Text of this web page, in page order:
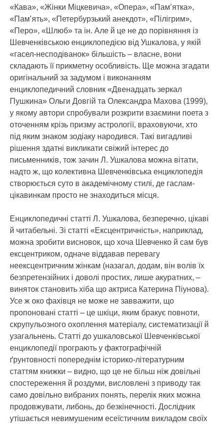
«Кава», «Жінки Міцкевича», «Опера», «Пам’ятка»,
«Пам’ять», «Петербурзький анекдот», «Пілігрим»,
«Перо», «Шлюб» та ін. Але й це не до порівняння із
Шевченківською енциклопедією від Ушкалова, у якій
«гасел-несподіванок» більшість – власне, вони
складають її прикметну особливість. Ще можна згадати
оригінальний за задумом і виконанням
енциклопедичний словник «Двенадцать зеркал
Пушкина» Ольги Довгій та Олександра Махова (1999),
у якому автори спробували розкрити взаємини поета з
оточенням крізь призму астрології, враховуючи, хто
під яким знаком зодіаку народився. Такі вигадливі
рішення здатні викликати свіжий інтерес до
письменників, тож зачин Л. Ушкалова можна вітати,
надто ж, що колективна Шевченківська енциклопедія
створюється суто в академічному стилі, де гаслам-
цікавинкам просто не знаходиться місця.
Енциклопедичні статті Л. Ушкалова, безперечно, цікаві
й читабельні. Зі статті «Ексцентричність», наприклад,
можна зробити висновок, що хоча Шевченко й сам був
ексцентриком, одначе віддавав перевагу
неексцентричним жінкам (назагал, додам, він волів їх
безпретензійних і доволі простих, лише акуратних, –
виняток становить хіба що актриса Катерина Піунова).
Усе ж око фахівця не може не завважити, що
пропоновані статті – це шкіци, яким бракує повноти,
скрупульозного охоплення матеріалу, систематизації й
узагальнень. Статті до ушкаловської Шевченківської
енциклопедії програють у фактографічній
ґрунтовності попереднім історико-літературним
статтям книжки – видно, що це не більш ніж довільні
спостереження й роздуми, висловлені з приводу так
само довільно вибраних понять, перелік яких можна
продовжувати, либонь, до безкінечності. Дослідник
утішається невимушеним есеїстичним викладом своїх